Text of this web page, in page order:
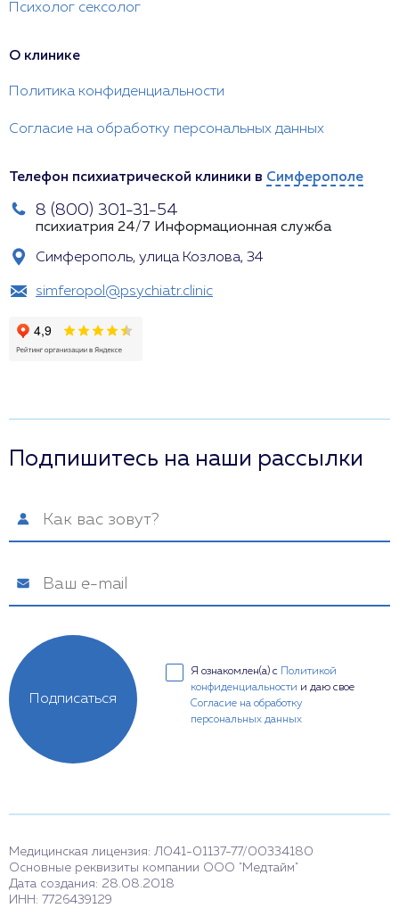
Психолог сексолог
О клинике
Политика конфиденциальности
Согласие на обработку персональных данных
Телефон психиатрической клиники в Симферополе
8 (800) 301-31-54
психиатрия 24/7 Информационная служба
Симферополь, улица Козлова, 34
simferopol@psychiatr.clinic
Подпишитесь на наши рассылки
Я ознакомлен(а) с
Политикой
конфиденциальности и даю свое
Согласие на обработку
персональных данных
Подписаться
Медицинская лицензия: Л041-01137-77/00334180
Основные реквизиты компании ООО "Медтайм"
Дата создания: 28.08.2018
ИНН: 7726439129